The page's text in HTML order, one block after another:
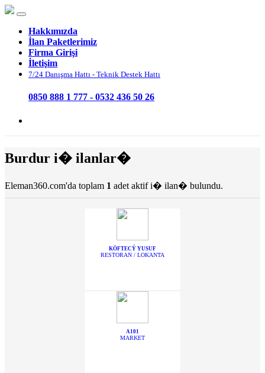
Hakkımızda
İlan Paketlerimiz
Firma Girişi
İletişim
7/24 Danışma Hattı - Teknik Destek Hattı
0850 888 1 777 - 0532 436 50 26
Burdur i� ilanlar�
Eleman360.com'da toplam 1 adet aktif i� ilan� bulundu.
KÖFTECÝ YUSUF
RESTORAN / LOKANTA
A101
MARKET